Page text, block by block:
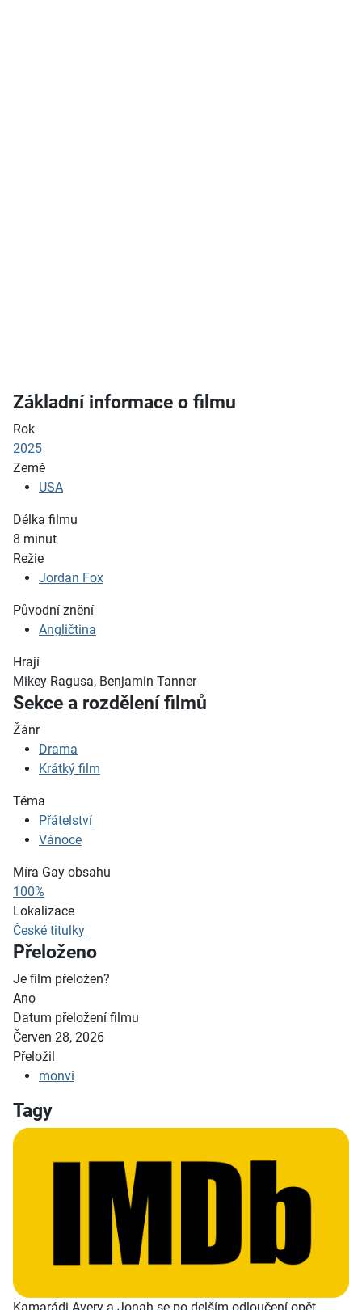
Základní informace o filmu
Rok
2025
Země
USA
Délka filmu
8 minut
Režie
Jordan Fox
Původní znění
Angličtina
Hrají
Mikey Ragusa, Benjamin Tanner
Sekce a rozdělení filmů
Žánr
Drama
Krátký film
Téma
Přátelství
Vánoce
Míra Gay obsahu
100%
Lokalizace
České titulky
Přeloženo
Je film přeložen?
Ano
Datum přeložení filmu
Červen 28, 2026
Přeložil
monvi
Tagy